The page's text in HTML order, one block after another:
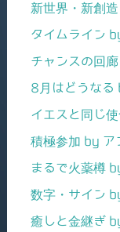
新世界・新創造
タイムライン
チャンスの回
8月はどうなる
イエスと同じ
積極参加 by ア
まるで火薬樽
数字・サイン
癒しと金継ぎ